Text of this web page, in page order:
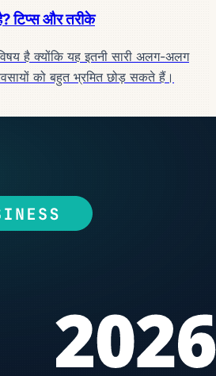
टिप्स और तरीके
है क्योंकि यह इतनी सारी अलग-अलग
को बहुत भ्रमित छोड़ सकते हैं।